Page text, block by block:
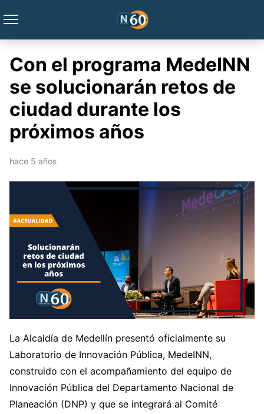
Con el programa MedeINN
se solucionarán retos de
ciudad durante los
próximos años
hace 5 años
La Alcaldía de Medellín presentó oficialmente su
Laboratorio de Innovación Pública, MedeINN,
construido con el acompañamiento del equipo de
Innovación Pública del Departamento Nacional de
Planeación (DNP) y que se integrará al Comité